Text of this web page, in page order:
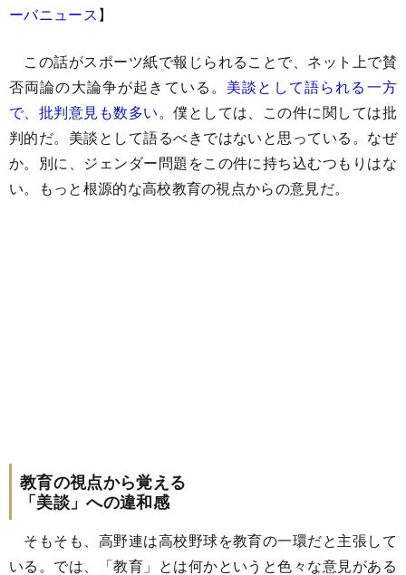
ーバニュース】
この話がスポーツ紙で報じられることで、ネット上で賛
否両論の大論争が起きている。 美談として語られる一方
で、批判意見も数多い。僕としては、この件に関しては批
判的だ。美談として語るべきではないと思っている。なぜ
か。別に、ジェンダー問題をこの件に持ち込むつもりはな
い。もっと根源的な高校教育の視点からの意見だ。
教育の視点から覚える
「美談」への違和感
そもそも、高野連は高校野球を教育の一環だと主張して
いる。では、「教育」とは何かというと色々な意見がある